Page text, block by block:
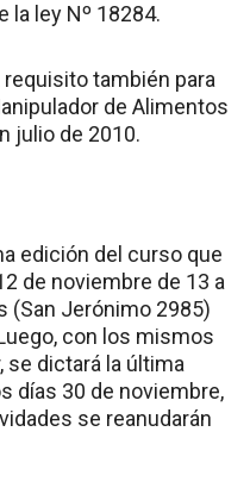
la ley Nº 18284.
también para
de Alimentos
julio de 2010.
edición del curso que
de noviembre de 13 a
(San Jerónimo 2985)
con los mismos
se dictará la última
días 30 de noviembre,
se reanudarán